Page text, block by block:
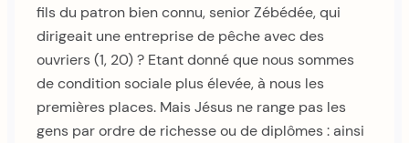
fils du patron bien connu, senior Zébédée, qui
dirigeait une entreprise de pêche avec des
ouvriers (1, 20) ? Etant donné que nous sommes
de condition sociale plus élevée, à nous les
premières places. Mais Jésus ne range pas les
gens par ordre de richesse ou de diplômes : ainsi